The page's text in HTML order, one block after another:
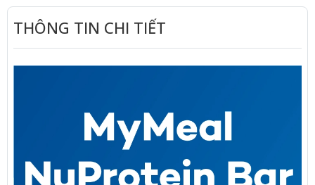
THÔNG TIN CHI TIẾT